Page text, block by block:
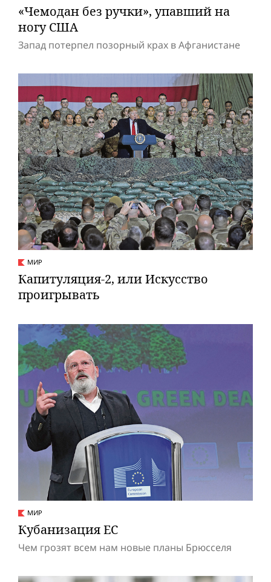
«Чемодан без ручки», упавший на
ногу США
Запад потерпел позорный крах в Афганистане
МИР
Капитуляция-2, или Искусство
проигрывать
МИР
Кубанизация ЕС
Чем грозят всем нам новые планы Брюсселя